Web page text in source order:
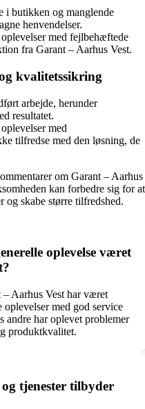
i butikken og manglende
henvendelser.
med fejlbehæftede
fra Garant – Aarhus Vest.
kvalitetssikring
arbejde, herunder
resultatet.
med
tilfredse med den løsning, de
om Garant – Aarhus
kan forbedre sig for at
og skabe større tilfredshed.
oplevelse været
– Aarhus Vest har været
med god service
andre har oplevet problemer
produktkvalitet.
tjenester tilbyder